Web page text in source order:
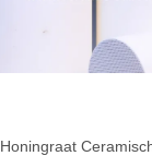
Honingraat